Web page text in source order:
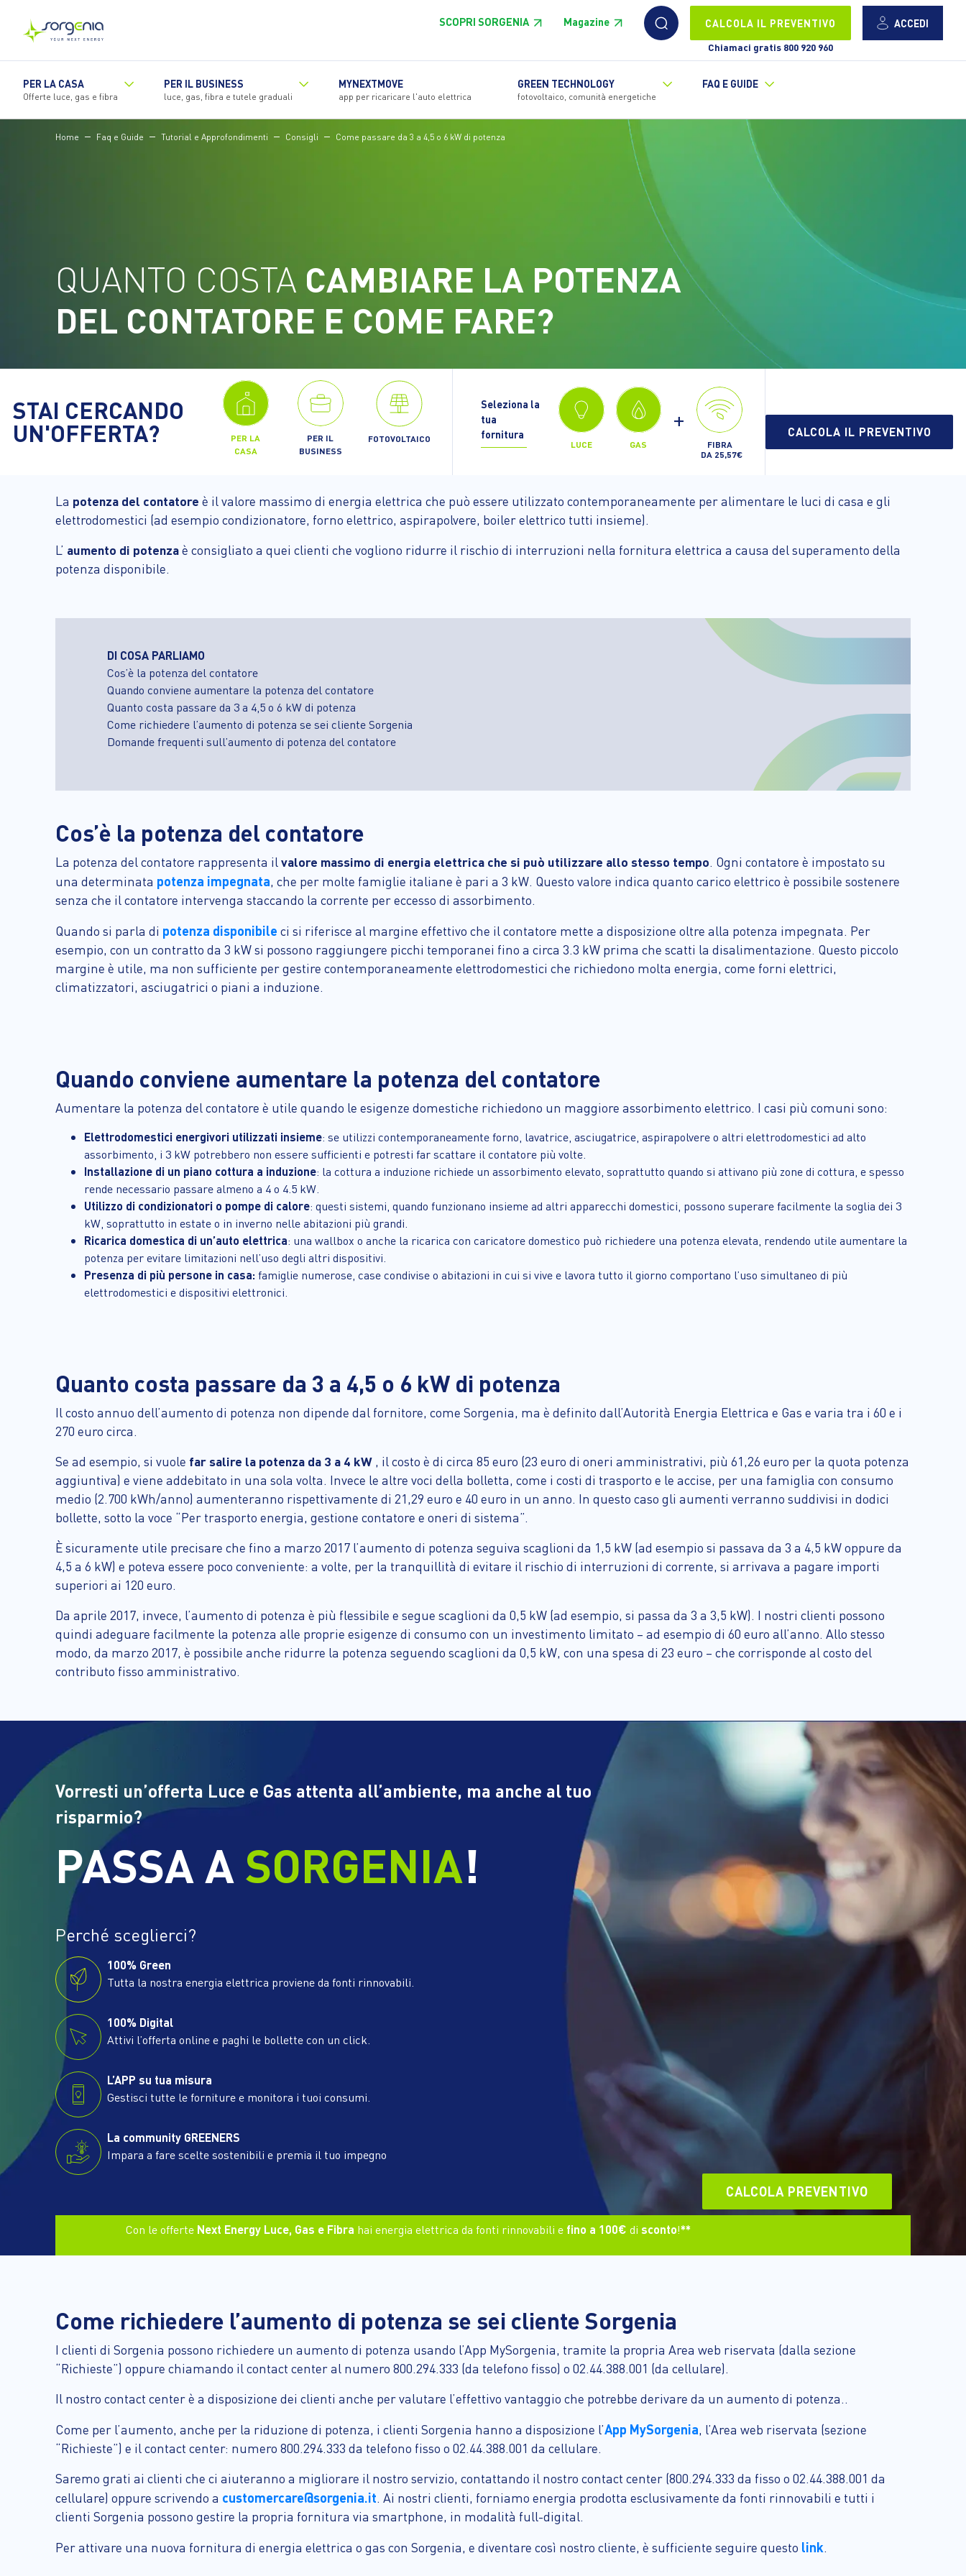
contenuto
principale
SCOPRI SORGENIA Magazine CALCOLA IL PREVENTIVO
Chiamaci gratis 800 920 960
ACCEDI
PER LA CASA
Offerte luce, gas e fibra
PER IL BUSINESS
luce, gas, fibra e tutele graduali
MYNEXTMOVE
app per ricaricare l'auto elettrica
GREEN TECHNOLOGY
fotovoltaico, comunità energetiche
FAQ E GUIDE
Home Faq e Guide Tutorial e Approfondimenti Consigli Come passare da 3 a 4,5 o 6 kW di potenza
QUANTO COSTA CAMBIARE LA POTENZA
DEL CONTATORE E COME FARE?
STAI CERCANDO
UN'OFFERTA?
PER LA
CASA
PER IL
BUSINESS
FOTOVOLTAICO
Seleziona la
tua
fornitura
LUCE GAS
+
FIBRA
DA 25,57€
CALCOLA IL PREVENTIVO
La potenza del contatore è il valore massimo di energia elettrica che può essere utilizzato contemporaneamente per alimentare le luci di casa e gli
elettrodomestici (ad esempio condizionatore, forno elettrico, aspirapolvere, boiler elettrico tutti insieme).
L’ aumento di potenzaè consigliato a quei clienti che vogliono ridurre il rischio di interruzioni nella fornitura elettrica a causa del superamento della
potenza disponibile.
DI COSA PARLIAMO
Cos’è la potenza del contatore
Quando conviene aumentare la potenza del contatore
Quanto costa passare da 3 a 4,5 o 6 kW di potenza
Come richiedere l’aumento di potenza se sei cliente Sorgenia
Domande frequenti sull’aumento di potenza del contatore
Cos’è la potenza del contatore
La potenza del contatore rappresenta ilvalore massimo di energia elettrica che si può utilizzare allo stesso tempo. Ogni contatore è impostato su
una determinata potenza impegnata, che per molte famiglie italiane è pari a 3 kW. Questo valore indica quanto carico elettrico è possibile sostenere
senza che il contatore intervenga staccando la corrente per eccesso di assorbimento.
Quando si parla di potenza disponibile ci si riferisce al margine effettivo che il contatore mette a disposizione oltre alla potenza impegnata. Per
esempio, con un contratto da 3 kW si possono raggiungere picchi temporanei fino a circa 3.3 kW prima che scatti la disalimentazione. Questo piccolo
margine è utile, ma non sufficiente per gestire contemporaneamente elettrodomestici che richiedono molta energia, come forni elettrici,
climatizzatori, asciugatrici o piani a induzione.
Quando conviene aumentare la potenza del contatore
Aumentare la potenza del contatore è utile quando le esigenze domestiche richiedono un maggiore assorbimento elettrico. I casi più comuni sono:
Elettrodomestici energivori utilizzati insieme: se utilizzi contemporaneamente forno, lavatrice, asciugatrice, aspirapolvere o altri elettrodomestici ad alto
assorbimento, i 3 kW potrebbero non essere sufficienti e potresti far scattare il contatore più volte.
Installazione di un piano cottura a induzione: la cottura a induzione richiede un assorbimento elevato, soprattutto quando si attivano più zone di cottura, e spesso
rende necessario passare almeno a 4 o 4.5 kW.
Utilizzo di condizionatori o pompe di calore: questi sistemi, quando funzionano insieme ad altri apparecchi domestici, possono superare facilmente la soglia dei 3
kW, soprattutto in estate o in inverno nelle abitazioni più grandi.
Ricarica domestica di un’auto elettrica: una wallbox o anche la ricarica con caricatore domestico può richiedere una potenza elevata, rendendo utile aumentare la
potenza per evitare limitazioni nell’uso degli altri dispositivi.
Presenza di più persone in casa: famiglie numerose, case condivise o abitazioni in cui si vive e lavora tutto il giorno comportano l’uso simultaneo di più
elettrodomestici e dispositivi elettronici.
Quanto costa passare da 3 a 4,5 o 6 kW di potenza
Il costo annuo dell’aumento di potenza non dipende dal fornitore, come Sorgenia, ma è definito dall’Autorità Energia Elettrica e Gas e varia tra i 60 e i
270 euro circa.
Se ad esempio, si vuole far salire la potenza da 3 a 4 kW , il costo è di circa 85 euro (23 euro di oneri amministrativi, più 61,26 euro per la quota potenza
aggiuntiva) e viene addebitato in una sola volta. Invece le altre voci della bolletta, come i costi di trasporto e le accise, per una famiglia con consumo
medio (2.700 kWh/anno) aumenteranno rispettivamente di 21,29 euro e 40 euro in un anno. In questo caso gli aumenti verranno suddivisi in dodici
bollette, sotto la voce “Per trasporto energia, gestione contatore e oneri di sistema”.
È sicuramente utile precisare che fino a marzo 2017 l’aumento di potenza seguiva scaglioni da 1,5 kW (ad esempio si passava da 3 a 4,5 kW oppure da
4,5 a 6 kW) e poteva essere poco conveniente: a volte, per la tranquillità di evitare il rischio di interruzioni di corrente, si arrivava a pagare importi
superiori ai 120 euro.
Da aprile 2017, invece, l’aumento di potenza è più flessibile e segue scaglioni da 0,5 kW (ad esempio, si passa da 3 a 3,5 kW). I nostri clienti possono
quindi adeguare facilmente la potenza alle proprie esigenze di consumo con un investimento limitato – ad esempio di 60 euro all’anno. Allo stesso
modo, da marzo 2017, è possibile anche ridurre la potenza seguendo scaglioni da 0,5 kW, con una spesa di 23 euro – che corrisponde al costo del
contributo fisso amministrativo.
Vorresti un’offerta Luce e Gas attenta all’ambiente, ma anche al tuo
risparmio?
PASSA A SORGENIA!
Perché sceglierci?
100% Green
Tutta la nostra energia elettrica proviene da fonti rinnovabili.
100% Digital
Attivi l’offerta online e paghi le bollette con un click.
L’APP su tua misura
Gestisci tutte le forniture e monitora i tuoi consumi.
La community GREENERS
Impara a fare scelte sostenibili e premia il tuo impegno
CALCOLA PREVENTIVO
Con le offerte Next Energy Luce, Gas e Fibra hai energia elettrica da fonti rinnovabili e fino a 100€ di sconto!**
Come richiedere l’aumento di potenza se sei cliente Sorgenia
I clienti di Sorgenia possono richiedere un aumento di potenza usando l’App MySorgenia, tramite la propria Area web riservata (dalla sezione
“Richieste”) oppure chiamando il contact center al numero 800.294.333 (da telefono fisso) o 02.44.388.001 (da cellulare).
Il nostro contact center è a disposizione dei clienti anche per valutare l’effettivo vantaggio che potrebbe derivare da un aumento di potenza..
Come per l’aumento, anche per la riduzione di potenza, i clienti Sorgenia hanno a disposizione l’App MySorgenia, l’Area web riservata (sezione
“Richieste”) e il contact center: numero 800.294.333 da telefono fisso o 02.44.388.001 da cellulare.
Saremo grati ai clienti che ci aiuteranno a migliorare il nostro servizio, contattando il nostro contact center (800.294.333 da fisso o 02.44.388.001 da
cellulare) oppure scrivendo a customercare@sorgenia.it. Ai nostri clienti, forniamo energia prodotta esclusivamente da fonti rinnovabili e tutti i
clienti Sorgenia possono gestire la propria fornitura via smartphone, in modalità full-digital.
Per attivare una nuova fornitura di energia elettrica o gas con Sorgenia, e diventare così nostro cliente, è sufficiente seguire questo link.